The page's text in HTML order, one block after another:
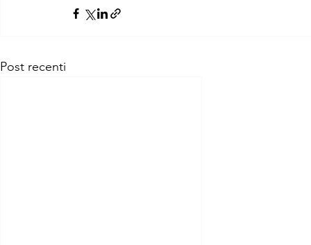
Post recenti